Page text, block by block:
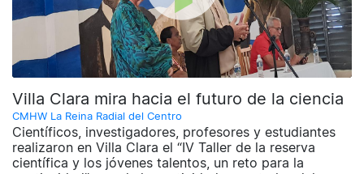
Villa Clara mira hacia el futuro de la ciencia
CMHW La Reina Radial del Centro
Científicos, investigadores, profesores y estudiantes
realizaron en Villa Clara el “IV Taller de la reserva
científica y los jóvenes talentos, un reto para la